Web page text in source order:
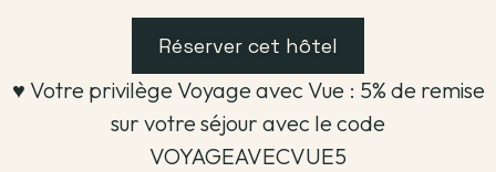
Réserver cet hôtel
♥️ Votre privilège Voyage avec Vue : 5% de remise
sur votre séjour avec le code
VOYAGEAVECVUE5